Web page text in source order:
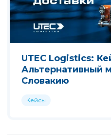
UTEC Logistics:
Альтернативный
Словакию
Кейсы